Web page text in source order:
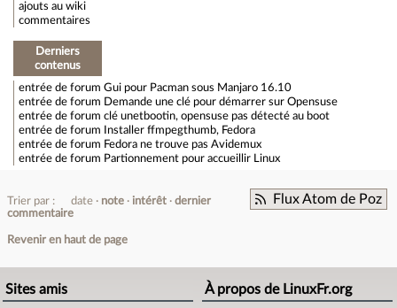
ajouts au wiki
commentaires
Derniers
contenus
entrée de forum Gui pour Pacman sous Manjaro 16.10
entrée de forum Demande une clé pour démarrer sur Opensuse
entrée de forum clé unetbootin, opensuse pas détecté au boot
entrée de forum
Installer ffmpegthumb, Fedora
entrée de forum Fedora ne trouve pas Avidemux
entrée de forum Partionnement pour accueillir Linux
Flux Atom de Poz
Trier par : date note intérêt
dernier
commentaire
Revenir en haut de page
Sites amis À propos de LinuxFr.org